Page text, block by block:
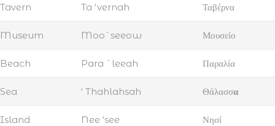
Tavern Ta ‘vernah Ταβέρνα
Museum Moo`seeow Μουσείο
Beach Para `leeah Παραλία
Sea ‘ Thahlahsah Θάλασσα
Island Nee ‘see Νησί